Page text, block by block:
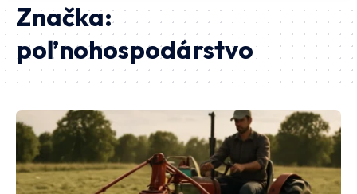
Značka:
poľnohospodárstvo